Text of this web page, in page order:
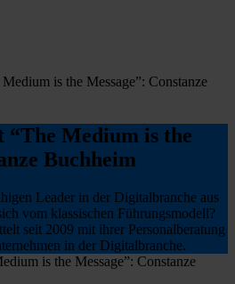
is the Message”: Constanze
“The Medium is the
Buchheim
Leader in der Digitalbranche aus
vom klassischen Führungsmodell?
seit 2009 mit ihrer Personalberatung
in der Digitalbranche.